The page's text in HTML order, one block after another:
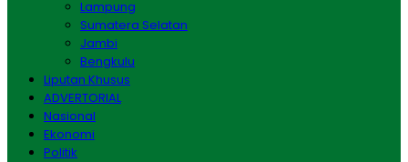
Lampung
Sumatera Selatan
Jambi
Bengkulu
Liputan Khusus
ADVERTORIAL
Nasional
Ekonomi
Politik